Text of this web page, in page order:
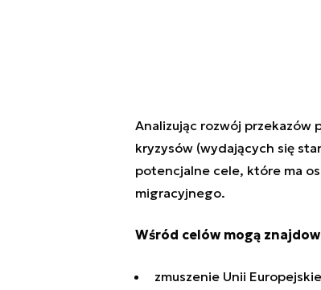
Analizując rozwój
kryzysów (wydających się
potencjalne cele, które ma
migracyjnego.
Wśród celów mogą
zmuszenie Unii